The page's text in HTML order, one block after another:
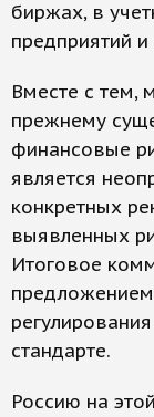
биржах, в
предприятий
Вместе с тем,
прежнему
финансовые
является
конкретных
выявленных
Итоговое
стандарте.
Россию на